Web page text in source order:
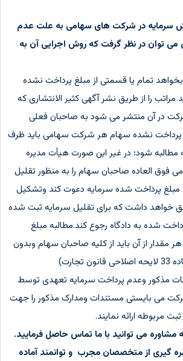
سرمایه در شرکت های سهامی به علت عدم
توان در نظر گرفت که روش اجرایی آن به
تمام یا قسمتی از مبلغ پرداخت نشده
مراتب را از طریق نشر آگهی کثیر الانتشاری که
در آن منتشر می شود به صاحبان فعلی
پرداخت نشده سهام هر شرکت سهامی باید ظرف
شود؛ در غیر این صورت هیأت مدیره
فوق العاده صاحبان سهام را به منظور تقلیل
مبلغ پرداخت شده سرمایه دعوت کند وتشکیل
خواهد داشت که برای تقلیل سرمایه ثبت شده
شده به دادگاه رجوع کند.مطالبه مبلغ
مقدار از آن باید از کلیه صاحبان سهام وبدون
مذکور وعدم پرداخت سرمایه تعهدی توسط
می بایستی مستندات ومدارک مذکور را جهت
مربوطه ارائه نمایند.
مشاوره می توانید با ما تماس حاصل فرمایید.
گیری از متخصصان مجرب و توانمند آماده